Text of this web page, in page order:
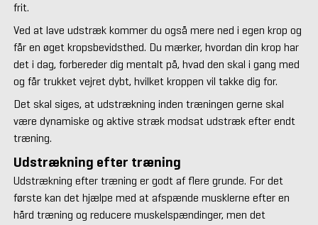
frit.
Ved at lave udstræk kommer du også mere ned i egen krop og
får en øget kropsbevidsthed. Du mærker, hvordan din krop har
det i dag, forbereder dig mentalt på, hvad den skal i gang med
og får trukket vejret dybt, hvilket kroppen vil takke dig for.
Det skal siges, at udstrækning inden træningen gerne skal
være dynamiske og aktive stræk modsat udstræk efter endt
træning.
Udstrækning efter træning
Udstrækning efter træning er godt af flere grunde. For det
første kan det hjælpe med at afspænde musklerne efter en
hård træning og reducere muskelspændinger, men det